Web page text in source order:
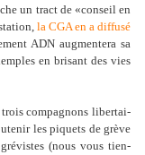
un tract de «conseil en
la CGA en a dif­fusé
ADN aug­men­tera sa
en bri­sant des vies
trois com­pa­gnons liber­tai­
les piquets de grève
(nous vous tien­